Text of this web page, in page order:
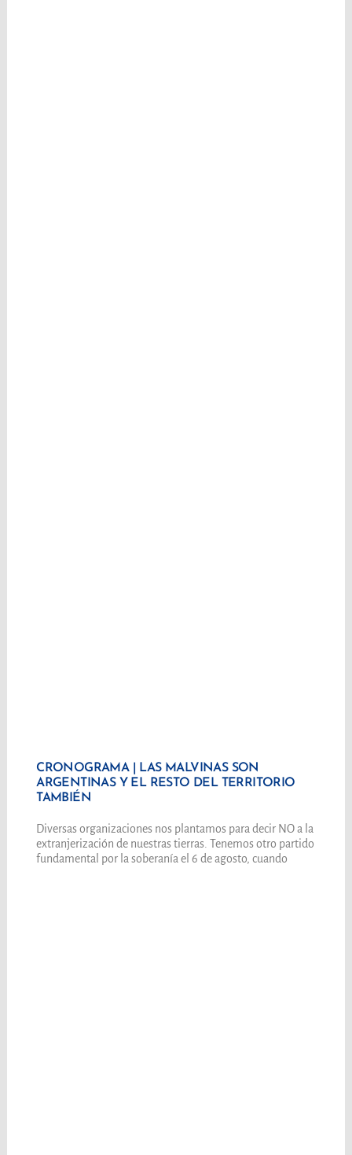
CRONOGRAMA | LAS MALVINAS SON
ARGENTINAS Y EL RESTO DEL TERRITORIO
TAMBIÉN
Diversas organizaciones nos plantamos para decir NO a la
extranjerización de nuestras tierras. Tenemos otro partido
fundamental por la soberanía el 6 de agosto, cuando